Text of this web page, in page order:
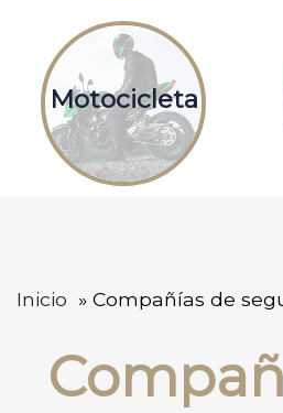
Motocicleta
Inicio Compañías de